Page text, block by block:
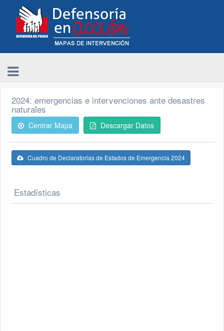
2024: emergencias e intervenciones ante desastres
naturales
Centrar Mapa Descargar Datos
Cuadro de Declaratorias de Estados de Emergencia 2024
Estadísticas